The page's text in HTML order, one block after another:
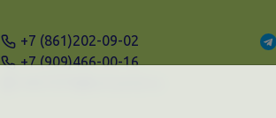
+7 (861)202-09-02
+7 (909)466-00-16